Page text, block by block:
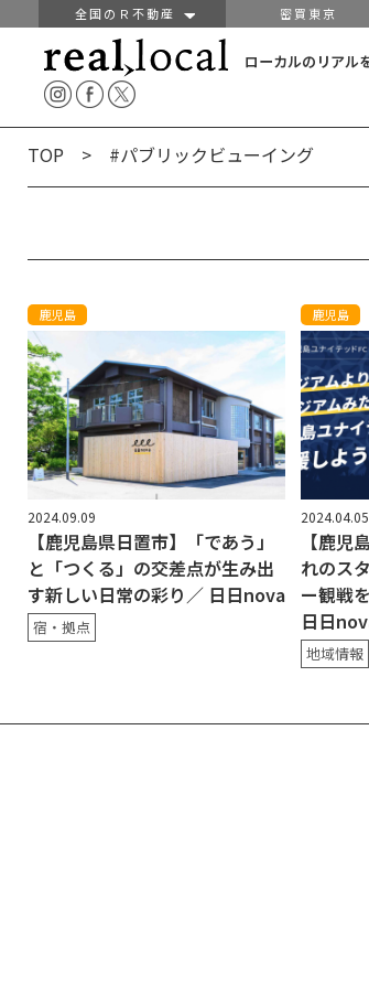
全国のＲ不動産 密買東京
ローカルのリアル
TOP > #パブリックビューイング
鹿児島
2024.09.09
【鹿児島県日置市】「であう」
と「つくる」の交差点が生み出
す新しい日常の彩り／ 日日nova
宿・拠点
鹿児島
2024.04.05
【鹿児
れのス
ー観戦
日日
地域情報